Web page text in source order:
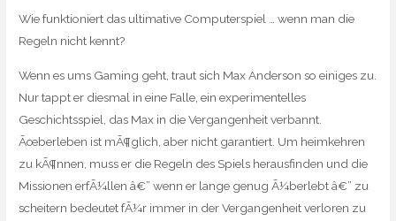
Wie funktioniert das ultimative Computerspiel … wenn man die
Regeln nicht kennt?
Wenn es ums Gaming geht, traut sich Max Anderson so einiges zu.
Nur tappt er diesmal in eine Falle, ein experimentelles
Geschichtsspiel, das Max in die Vergangenheit verbannt.
Ãœberleben ist mÃ¶glich, aber nicht garantiert. Um heimkehren
zu kÃ¶nnen, muss er die Regeln des Spiels herausfinden und die
Missionen erfÃ¼llen â€” wenn er lange genug Ã¼berlebt â€” zu
scheitern bedeutet fÃ¼r immer in der Vergangenheit verloren zu